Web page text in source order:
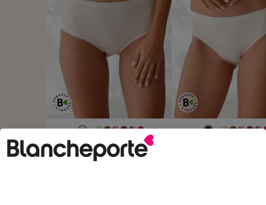
38/40 42/44 46/48 50/52
54/56
Culotte maxi basique - lot de 3
34/36 38/40 42/44